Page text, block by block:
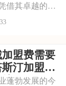
借其卓越的品
运营体系和丰
一知名品牌的
来的无限商机
这里
盟费需要
汀加盟流
件勃发展的今